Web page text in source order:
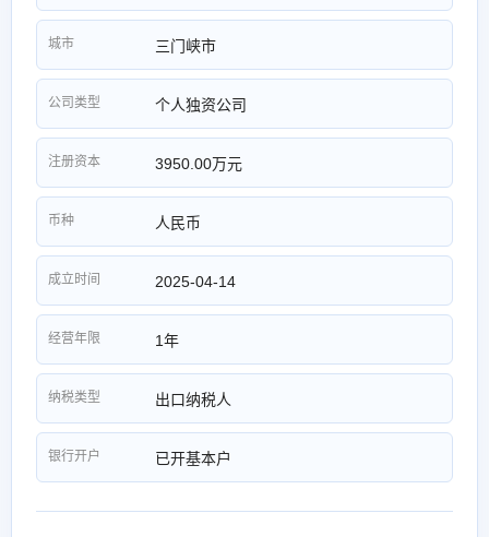
城市 三门峡市
公司类型 个人独资公司
注册资本 3950.00万元
币种 人民币
成立时间 2025-04-14
经营年限 1年
纳税类型 出口纳税人
银行开户 已开基本户